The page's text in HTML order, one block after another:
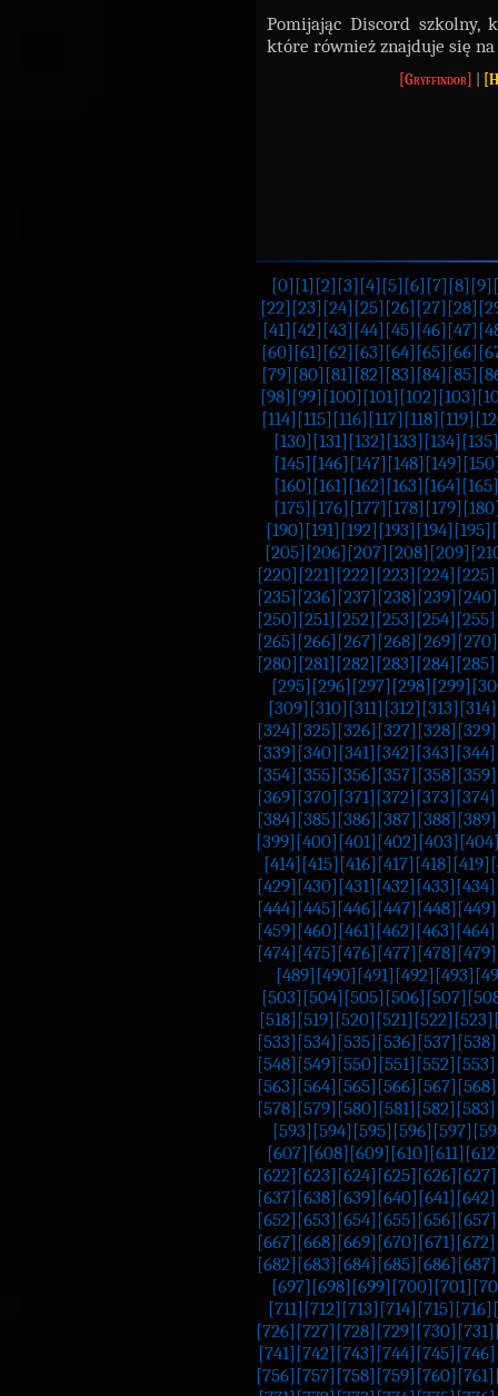
Pomijając Discord szkolny,
które również znajduje się na
Gryffindor
[0] [1] [2] [3] [4] [5] [6] [7] [8] [9]
[22] [23] [24] [25] [26] [27] [28]
[41] [42] [43] [44] [45] [46] [47]
[60] [61] [62] [63] [64] [65] [66]
[79] [80] [81] [82] [83] [84] [85]
[98] [99] [100] [101] [102] [103]
[114] [115] [116] [117] [118] [119]
[130] [131] [132] [133] [134] [135]
[145] [146] [147] [148] [149]
[160] [161] [162] [163] [164] [165]
[175] [176] [177] [178] [179]
[190] [191] [192] [193] [194] [195]
[205] [206] [207] [208] [209]
[220] [221] [222] [223] [224] [225]
[235] [236] [237] [238] [239] [240]
[250] [251] [252] [253] [254] [255]
[265] [266] [267] [268] [269] [270]
[280] [281] [282] [283] [284] [285]
[295] [296] [297] [298] [299]
[309] [310] [311] [312] [313] [314]
[324] [325] [326] [327] [328] [329]
[339] [340] [341] [342] [343] [344]
[354] [355] [356] [357] [358] [359]
[369] [370] [371] [372] [373] [374]
[384] [385] [386] [387] [388] [389]
[399] [400] [401] [402] [403]
[414] [415] [416] [417] [418] [419]
[429] [430] [431] [432] [433] [434]
[444] [445] [446] [447] [448] [449]
[459] [460] [461] [462] [463] [464]
[474] [475] [476] [477] [478] [479]
[489] [490] [491] [492] [493]
[503] [504] [505] [506] [507]
[518] [519] [520] [521] [522] [523]
[533] [534] [535] [536] [537] [538]
[548] [549] [550] [551] [552] [553]
[563] [564] [565] [566] [567] [568]
[578] [579] [580] [581] [582] [583]
[593] [594] [595] [596] [597]
[607] [608] [609] [610] [611]
[622] [623] [624] [625] [626] [627]
[637] [638] [639] [640] [641] [642]
[652] [653] [654] [655] [656] [657]
[667] [668] [669] [670] [671] [672]
[682] [683] [684] [685] [686] [687]
[697] [698] [699] [700] [701]
[711] [712] [713] [714] [715] [716]
[726] [727] [728] [729] [730] [731]
[741] [742] [743] [744] [745] [746]
[756] [757] [758] [759] [760] [761]